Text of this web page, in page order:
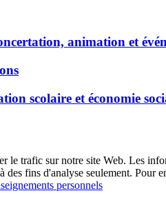
animation et
scolaire et économie
le trafic sur notre site Web. Les
des fins d'analyse seulement. Pour
personnels